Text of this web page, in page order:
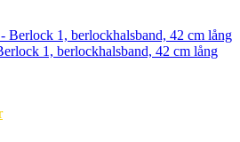
1, berlockhalsband, 42 cm lång